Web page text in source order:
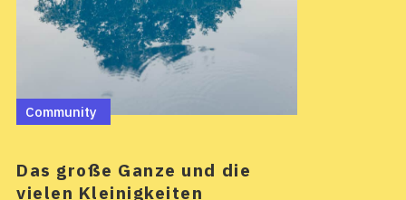
Community
Das große Ganze und die
vielen Kleinigkeiten